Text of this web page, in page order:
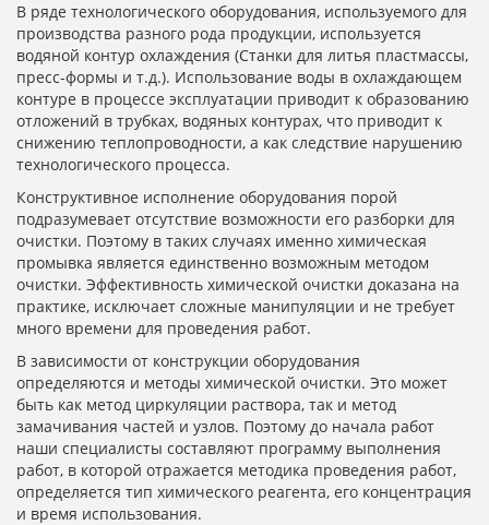
В ряде технологического оборудования, используемого для
производства разного рода продукции, используется
водяной контур охлаждения (Станки для литья пластмассы,
пресс-формы и т.д.). Использование воды в охлаждающем
контуре в процессе эксплуатации приводит к образованию
отложений в трубках, водяных контурах, что приводит к
снижению теплопроводности, а как следствие нарушению
технологического процесса.
Конструктивное исполнение оборудования порой
подразумевает отсутствие возможности его разборки для
очистки. Поэтому в таких случаях именно химическая
промывка является единственно возможным методом
очистки. Эффективность химической очистки доказана на
практике, исключает сложные манипуляции и не требует
много времени для проведения работ.
В зависимости от конструкции оборудования
определяются и методы химической очистки. Это может
быть как метод циркуляции раствора, так и метод
замачивания частей и узлов. Поэтому до начала работ
наши специалисты составляют программу выполнения
работ, в которой отражается методика проведения работ,
определяется тип химического реагента, его концентрация
и время использования.